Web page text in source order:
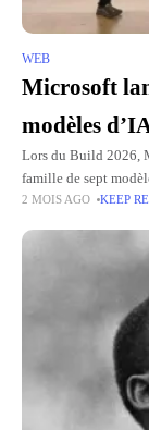
WEB
Microsoft
modèles
Lors du Build 2026,
famille de sept
Raisonnement, code,
2 MOIS AGO KEEP